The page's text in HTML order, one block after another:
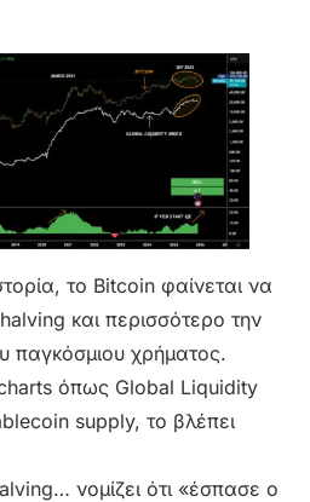
το Bitcoin φαίνεται να
και περισσότερο την
παγκόσμιου χρήματος.
όπως Global Liquidity
supply, το βλέπει
νομίζει ότι «έσπασε ο